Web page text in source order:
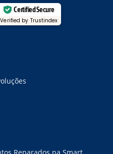
Certified Secure
Verified by Trustindex
Reparados na Smart